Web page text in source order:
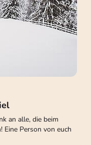
an alle, die beim
Person von euch